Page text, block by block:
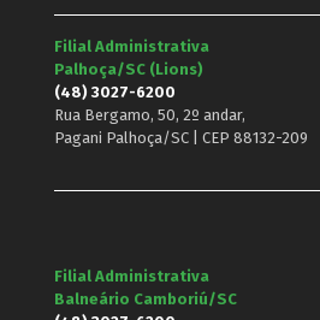
Filial Administrativa
Palhoça/SC (Lions)
(48) 3027-6200
Rua Bergamo, 50, 2º andar,
Pagani Palhoça/SC | CEP 88132-209
Filial Administrativa
Balneário Camboriú/SC